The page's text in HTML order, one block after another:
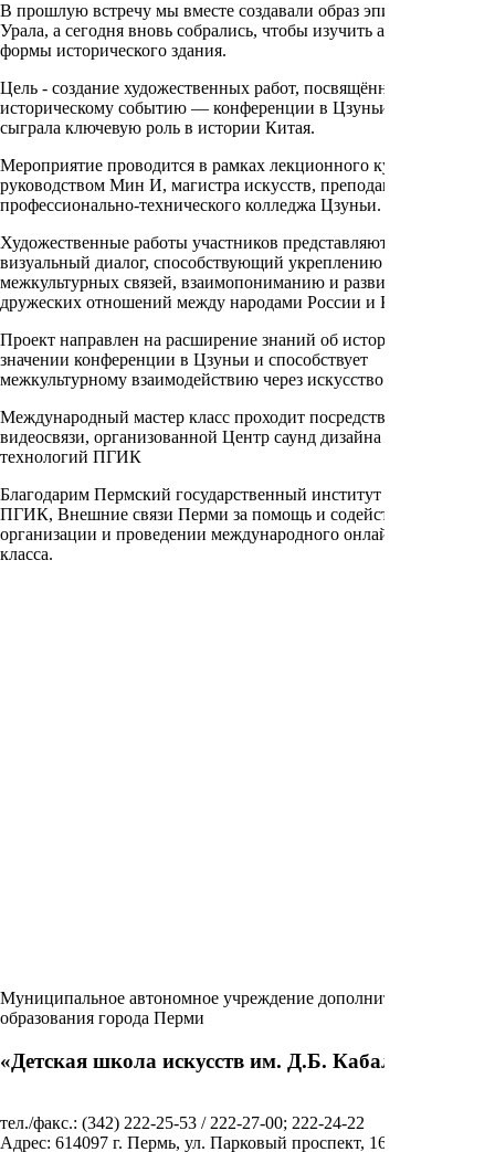
В прошлую встречу мы вместе создавали образ эпического героя
Урала, а сегодня вновь собрались, чтобы изучить архитектурные
формы исторического здания.
Цель - создание художественных работ, посвящённых значимому
историческому событию — конференции в Цзуньи, которая
сыграла ключевую роль в истории Китая.
Мероприятие проводится в рамках лекционного курса под
руководством Мин И, магистра искусств, преподавателя
профессионально-технического колледжа Цзуньи.
Художественные работы участников представляют собой
визуальный диалог, способствующий укреплению
межкультурных связей, взаимопониманию и развитию
дружеских отношений между народами России и Китая.
Проект направлен на расширение знаний об историческом
значении конференции в Цзуньи и способствует
межкультурному взаимодействию через искусство.
Международный мастер класс проходит посредством
видеосвязи, организованной Центр саунд дизайна и визуальных
технологий ПГИК
Благодарим Пермский государственный институт культуры
ПГИК, Внешние связи Перми за помощь и содействие в
организации и проведении международного онлайн мастер-
класса.
Муниципальное автономное учреждение дополнительного
образования города Перми
«Детская школа искусств им. Д.Б. Кабалевского»
тел./факс.: (342) 222-25-53 / 222-27-00; 222-24-22
Адрес: 614097 г. Пермь, ул. Парковый проспект, 16